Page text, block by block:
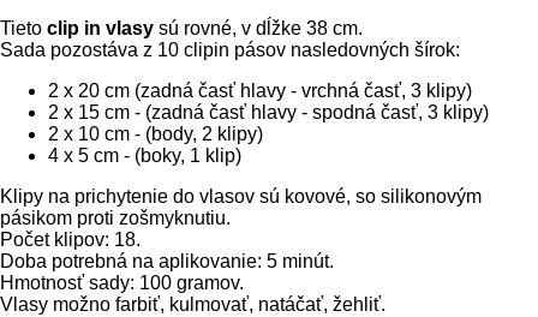
Tieto clip in vlasy sú rovné, v dĺžke 38 cm.
Sada pozostáva z 10 clipin pásov nasledovných šírok:
2 x 20 cm (zadná časť hlavy - vrchná časť, 3 klipy)
2 x 15 cm - (zadná časť hlavy - spodná časť, 3 klipy)
2 x 10 cm - (body, 2 klipy)
4 x 5 cm - (boky, 1 klip)
Klipy na prichytenie do vlasov sú kovové, so silikonovým
pásikom proti zošmyknutiu.
Počet klipov: 18.
Doba potrebná na aplikovanie: 5 minút.
Hmotnosť sady: 100 gramov.
Vlasy možno farbiť, kulmovať, natáčať, žehliť.